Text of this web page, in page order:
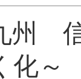
信
化～